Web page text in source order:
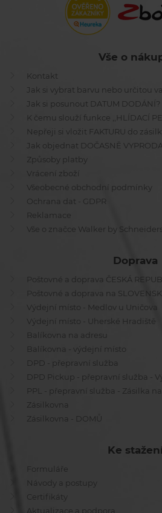
Vše o
Kontakt
Jak si vybrat barvu nebo určitou
Jak si posunout DATUM DODÁNÍ?
K čemu slouží funkce ,,HLÍDACÍ
Nepřeji si vložit FAKTURU do
Jak objednat DOČASNĚ
Způsoby platby
Vrácení zboží
Všeobecné obchodní podmínky
Ochrana dat - GDPR
Reklamace
Vše o značce Walker by
Doprava
Poštovné a doprava ČESKÁ
Poštovné a doprava na
Výdejní místo - Medlov u Uničova
Výdejní místo - Uherské Hradiště
Balíkovna na adresu
Balíkovna - výdejní místo
DPD - přepravní služba
DPD Pickup - přepravní služba -
PPL - přepravní služba - Zásilka
Zásilkovna
Zásilkovna - DOMŮ
Ke
Formuláře
Návody a postupy
Certifikáty
Aktualizace a podpora